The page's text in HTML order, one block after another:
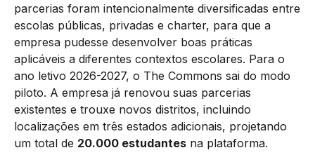
parcerias foram intencionalmente diversificadas entre
escolas públicas, privadas e charter, para que a
empresa pudesse desenvolver boas práticas
aplicáveis a diferentes contextos escolares. Para o
ano letivo 2026-2027, o The Commons sai do modo
piloto. A empresa já renovou suas parcerias
existentes e trouxe novos distritos, incluindo
localizações em três estados adicionais, projetando
um total de 20.000 estudantes na plataforma.